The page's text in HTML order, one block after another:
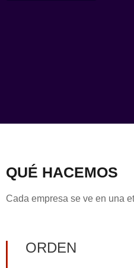
QUÉ HACEMOS
Cada empresa se ve en una
ORDEN